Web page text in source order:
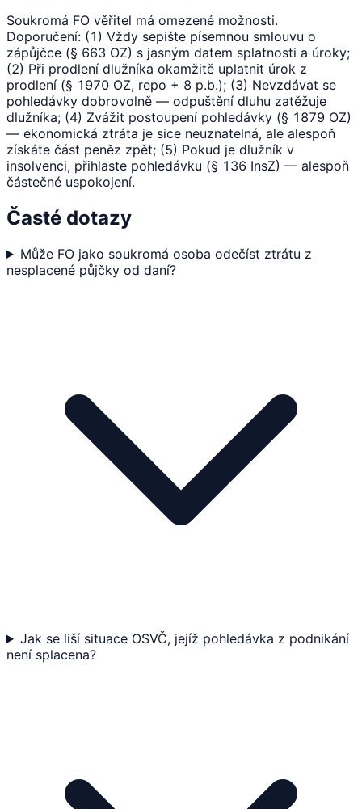
Soukromá FO věřitel má omezené možnosti.
Doporučení: (1) Vždy sepište písemnou smlouvu o
zápůjčce (§ 663 OZ) s jasným datem splatnosti a úroky;
(2) Při prodlení dlužníka okamžitě uplatnit úrok z
prodlení (§ 1970 OZ, repo + 8 p.b.); (3) Nevzdávat se
pohledávky dobrovolně — odpuštění dluhu zatěžuje
dlužníka; (4) Zvážit postoupení pohledávky (§ 1879 OZ)
— ekonomická ztráta je sice neuznatelná, ale alespoň
získáte část peněz zpět; (5) Pokud je dlužník v
insolvenci, přihlaste pohledávku (§ 136 InsZ) — alespoň
částečné uspokojení.
Časté dotazy
Může FO jako soukromá osoba odečíst ztrátu z
nesplacené půjčky od daní?
Jak se liší situace OSVČ, jejíž pohledávka z podnikání
není splacena?